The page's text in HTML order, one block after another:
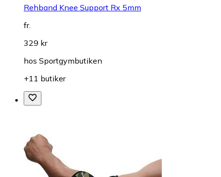
Rehband Knee Support Rx 5mm
fr.
329 kr
hos Sportgymbutiken
+11 butiker